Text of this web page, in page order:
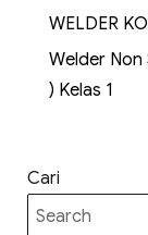
WELDER
Welder Non
) Kelas 1
Cari